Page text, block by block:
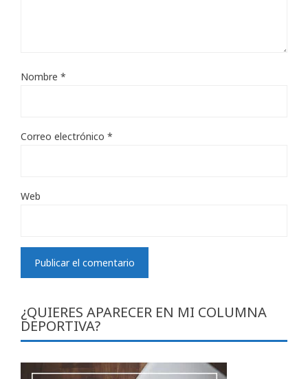
Nombre *
Correo electrónico *
Web
¿QUIERES APARECER EN MI COLUMNA
DEPORTIVA?